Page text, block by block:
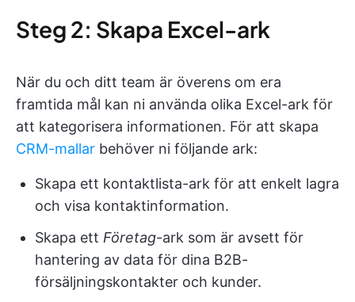
Steg 2: Skapa Excel-ark
När du och ditt team är överens om era
framtida mål kan ni använda olika Excel-ark för
att kategorisera informationen. För att skapa
CRM-mallar behöver ni följande ark:
Skapa ett kontaktlista-ark för att enkelt lagra
och visa kontaktinformation.
Skapa ett Företag-ark som är avsett för
hantering av data för dina B2B-
försäljningskontakter och kunder.